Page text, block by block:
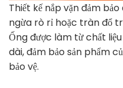
Thiết kế nắp vặn đảm
ngừa rò rỉ hoặc tràn đổ
Ống được làm từ chất
dài, đảm bảo sản phẩm
bảo vệ.